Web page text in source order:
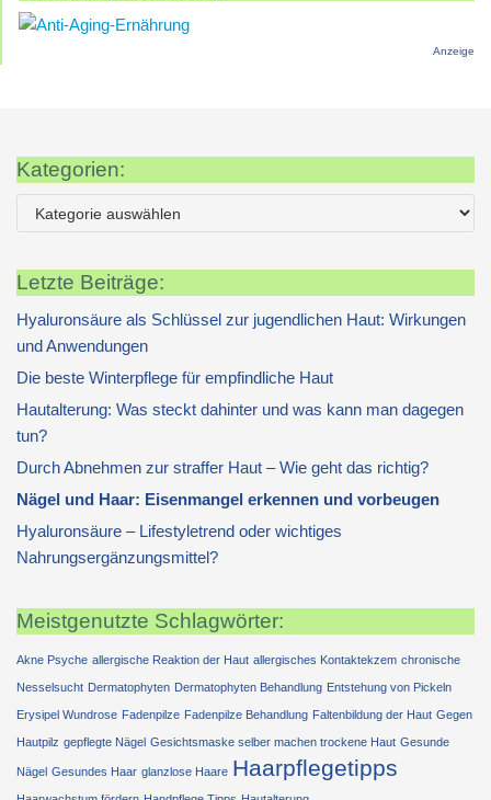
Anzeige
Kategorien:
Letzte Beiträge:
Hyaluronsäure als Schlüssel zur jugendlichen Haut: Wirkungen
und Anwendungen
Die beste Winterpflege für empfindliche Haut
Hautalterung: Was steckt dahinter und was kann man dagegen
tun?
Durch Abnehmen zur straffer Haut – Wie geht das richtig?
Nägel und Haar: Eisenmangel erkennen und vorbeugen
Hyaluronsäure – Lifestyletrend oder wichtiges
Nahrungsergänzungsmittel?
Meistgenutzte Schlagwörter:
Akne Psyche allergische Reaktion der Haut allergisches Kontaktekzem chronische
Nesselsucht Dermatophyten Dermatophyten Behandlung Entstehung von Pickeln
Erysipel Wundrose Fadenpilze Fadenpilze Behandlung Faltenbildung der Haut Gegen
Hautpilz gepflegte Nägel Gesichtsmaske selber machen trockene Haut Gesunde
Nägel Gesundes Haar glanzlose Haare Haarpflegetipps